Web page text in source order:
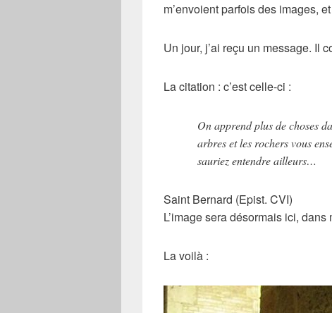
m’envoient parfois des images,
Un jour, j’ai reçu un message. Il
La citation : c’est celle-ci :
On apprend plus de choses
arbres et les rochers vous
sauriez entendre ailleurs…
Saint Bernard (Epist. CVI)
L’image sera désormais ici,
La voilà :